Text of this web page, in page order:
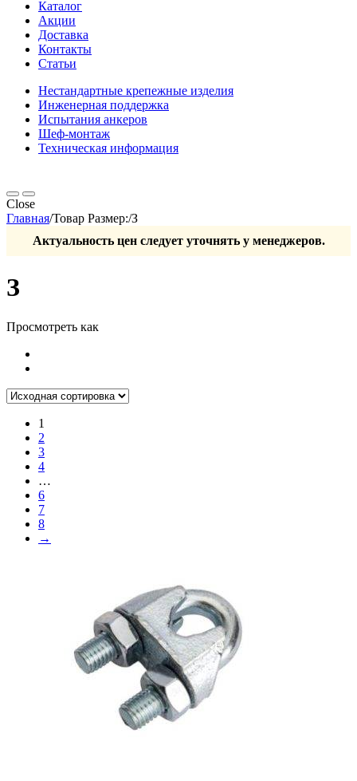
Каталог
Акции
Доставка
Контакты
Статьи
Нестандартные крепежные изделия
Инженерная поддержка
Испытания анкеров
Шеф-монтаж
Техническая информация
Close
Главная/Товар Размер:/З
Актуальность цен следует уточнять у менеджеров.
З
Просмотреть как
1
2
3
4
…
6
7
8
→